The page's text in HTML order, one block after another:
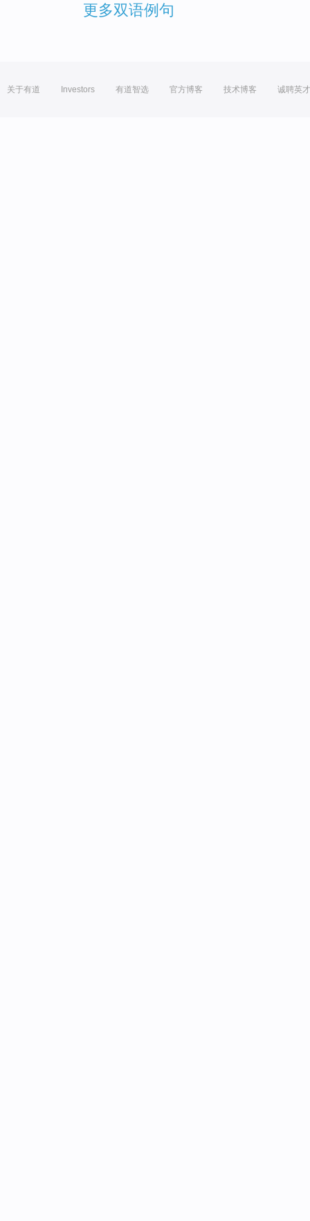
更多双语例句
关于有道 Investors 有道智选 官方博客 技术博客 诚聘英才